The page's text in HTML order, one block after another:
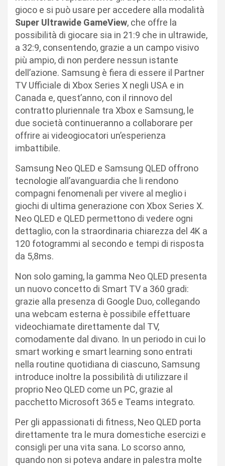
gioco e si può usare per accedere alla modalità
Super Ultrawide GameView, che offre la
possibilità di giocare sia in 21:9 che in ultrawide,
a 32:9, consentendo, grazie a un campo visivo
più ampio, di non perdere nessun istante
dell’azione. Samsung è fiera di essere il Partner
TV Ufficiale di Xbox Series X negli USA e in
Canada e, quest’anno, con il rinnovo del
contratto pluriennale tra Xbox e Samsung, le
due società continueranno a collaborare per
offrire ai videogiocatori un’esperienza
imbattibile.
Samsung Neo QLED e Samsung QLED offrono
tecnologie all’avanguardia che li rendono
compagni fenomenali per vivere al meglio i
giochi di ultima generazione con Xbox Series X.
Neo QLED e QLED permettono di vedere ogni
dettaglio, con la straordinaria chiarezza del 4K a
120 fotogrammi al secondo e tempi di risposta
da 5,8ms.
Non solo gaming, la gamma Neo QLED presenta
un nuovo concetto di Smart TV a 360 gradi:
grazie alla presenza di Google Duo, collegando
una webcam esterna è possibile effettuare
videochiamate direttamente dal TV,
comodamente dal divano. In un periodo in cui lo
smart working e smart learning sono entrati
nella routine quotidiana di ciascuno, Samsung
introduce inoltre la possibilità di utilizzare il
proprio Neo QLED come un PC, grazie al
pacchetto Microsoft 365 e Teams integrato.
Per gli appassionati di fitness, Neo QLED porta
direttamente tra le mura domestiche esercizi e
consigli per una vita sana. Lo scorso anno,
quando non si poteva andare in palestra molte